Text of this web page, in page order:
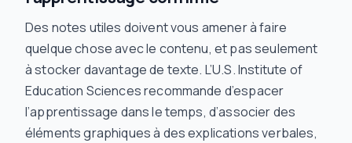
Des notes utiles doivent vous amener à faire
quelque chose avec le contenu, et pas seulement
à stocker davantage de texte. L’U.S. Institute of
Education Sciences recommande d’espacer
l’apprentissage dans le temps, d’associer des
éléments graphiques à des explications verbales,